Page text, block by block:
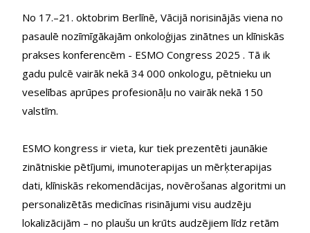
No 17.–21. oktobrim Berlīnē, Vācijā norisinājās viena no
pasaulē nozīmīgākajām onkoloģijas zinātnes un klīniskās
prakses konferencēm - ESMO Congress 2025 . Tā ik
gadu pulcē vairāk nekā 34 000 onkologu, pētnieku un
veselības aprūpes profesionāļu no vairāk nekā 150
valstīm.
ESMO kongress ir vieta, kur tiek prezentēti jaunākie
zinātniskie pētījumi, imunoterapijas un mērķterapijas
dati, klīniskās rekomendācijas, novērošanas algoritmi un
personalizētās medicīnas risinājumi visu audzēju
lokalizācijām – no plaušu un krūts audzējiem līdz retām